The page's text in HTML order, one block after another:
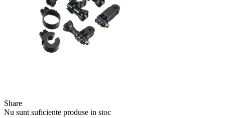
Share
Nu sunt suficiente produse in stoc